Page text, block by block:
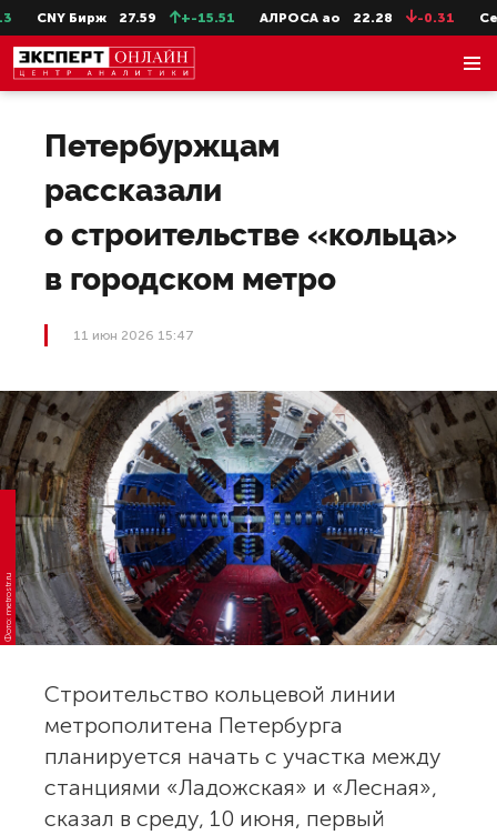
CNY Бирж 27.59 +-15.51 АЛРОСА ао 22.28 -0.31
Петербуржцам
рассказали
о строительстве «кольца»
в городском метро
11 июн 2026 15:47
Фото: metrostr.ru
Строительство кольцевой линии
метрополитена Петербурга
планируется начать с участка между
станциями «Ладожская» и «Лесная»,
сказал в среду, 10 июня, первый